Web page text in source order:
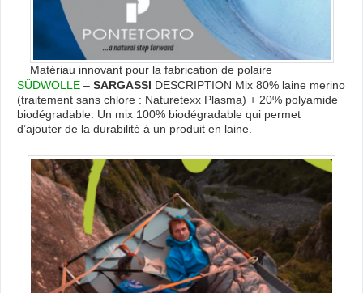
Matériau innovant pour la fabrication de polaire
SÜDWOLLE – SARGASSI DESCRIPTION Mix 80% laine merino
(traitement sans chlore : Naturetexx Plasma) + 20% polyamide
biodégradable. Un mix 100% biodégradable qui permet
d’ajouter de la durabilité à un produit en laine.